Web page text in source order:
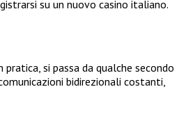
su un nuovo casino italiano.
si passa da qualche secondo
bidirezionali costanti,